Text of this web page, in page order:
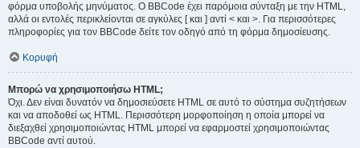
φόρμα υποβολής μηνύματος. Ο BBCode έχει παρόμοια σύνταξη με την HTML,
αλλά οι εντολές περικλείονται σε αγκύλες [ και ] αντί < και >. Για περισσότερες
πληροφορίες για τον BBCode δείτε τον οδηγό από τη φόρμα δημοσίευσης.
Κορυφή
Μπορώ να χρησιμοποιήσω HTML;
Όχι. Δεν είναι δυνατόν να δημοσιεύσετε HTML σε αυτό το σύστημα συζητήσεων
και να αποδοθεί ως HTML. Περισσότερη μορφοποίηση η οποία μπορεί να
διεξαχθεί χρησιμοποιώντας HTML μπορεί να εφαρμοστεί χρησιμοποιώντας
BBCode αντί αυτού.